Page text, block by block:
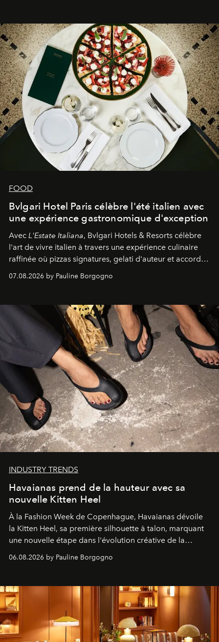
FOOD
Bvlgari Hotel Paris célèbre l'été italien avec
une expérience gastronomique d'exception
Avec L'Estate Italiana, Bvlgari Hotels & Resorts célèbre
l'art de vivre italien à travers une expérience culinaire
raffinée où pizzas signatures, gelati d'auteur et accords
07.08.2026 by Pauline Borgogno
INDUSTRY TRENDS
Havaianas prend de la hauteur avec sa
nouvelle Kitten Heel
À la Fashion Week de Copenhague, Havaianas dévoile
la Kitten Heel, sa première silhouette à talon, marquant
une nouvelle étape dans l'évolution créative de la
06.08.2026 by Pauline Borgogno